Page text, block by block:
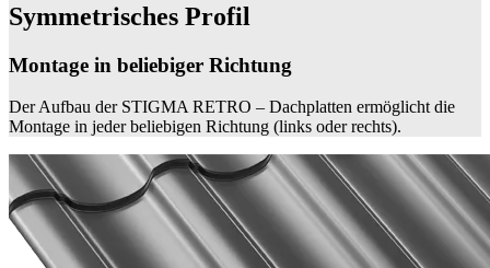
Symmetrisches Profil
Montage in beliebiger Richtung
Der Aufbau der STIGMA RETRO – Dachplatten ermöglicht die
Montage in jeder beliebigen Richtung (links oder rechts).